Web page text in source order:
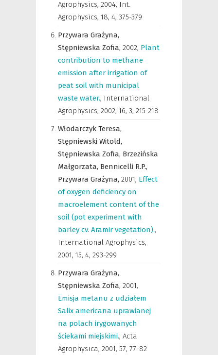
Agrophysics, 2004, Int.
Agrophysics, 18, 4, 375-379
Przywara Grażyna,
Stępniewska Zofia, 2002, Plant
contribution to methane
emission after irrigation of
peat soil with municipal
waste water., International
Agrophysics, 2002, 16, 3, 215-218
Włodarczyk Teresa,
Stępniewski Witold,
Stępniewska Zofia, Brzezińska
Małgorzata, Bennicelli R.P.,
Przywara Grażyna, 2001, Effect
of oxygen deficiency on
macroelement content of the
soil (pot experiment with
barley cv. Aramir vegetation).,
International Agrophysics,
2001, 15, 4, 293-299
Przywara Grażyna,
Stępniewska Zofia, 2001,
Emisja metanu z udziałem
Salix americana uprawianej
na polach irygowanych
ściekami miejskimi., Acta
Agrophysica, 2001, 57, 77-82